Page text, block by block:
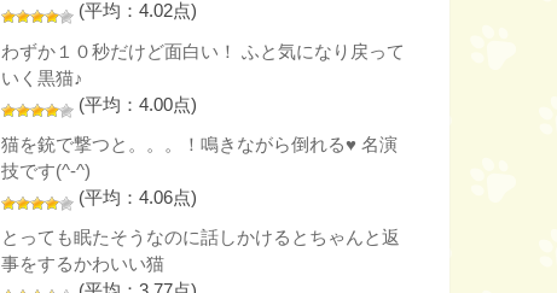
(平均：4.02点)
わずか１０秒だけど面白い！ ふと気になり戻って
いく黒猫♪
(平均：4.00点)
猫を銃で撃つと。。。！鳴きながら倒れる♥ 名演
技です(^-^)
(平均：4.06点)
とっても眠たそうなのに話しかけるとちゃんと返
事をするかわいい猫